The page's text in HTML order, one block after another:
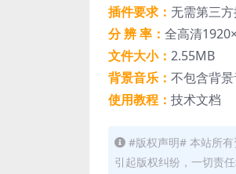
插件要求： 无需第三
分 辨 率： 全高清
文件大小： 2.55MB
背景音乐： 不包含背
使用教程： 技术文档
#版权声明# 本站所
引起版权纠纷，一切责